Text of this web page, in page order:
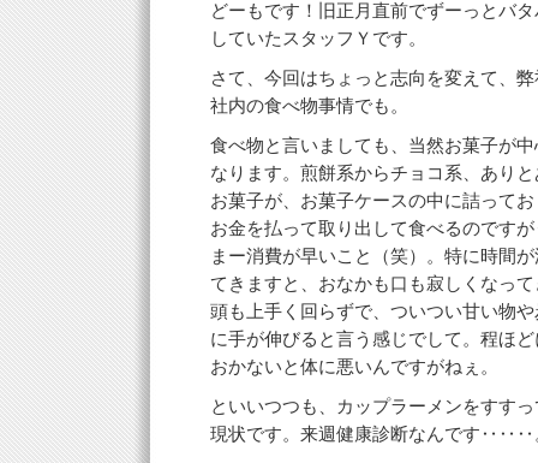
どーもです！旧正月直前でずーっとバ
していたスタッフＹです。
さて、今回はちょっと志向を変えて、
社内の食べ物事情でも。
食べ物と言いましても、当然お菓子が中
なります。煎餅系からチョコ系、あり
お菓子が、お菓子ケースの中に詰って
お金を払って取り出して食べるので
まー消費が早いこと（笑）。特に時間
てきますと、おなかも口も寂しくなっ
頭も上手く回らずで、ついつい甘い物
に手が伸びると言う感じでして。程ほ
おかないと体に悪いんですがねぇ。
といいつつも、カップラーメンをすす
現状です。来週健康診断なんです‥‥‥